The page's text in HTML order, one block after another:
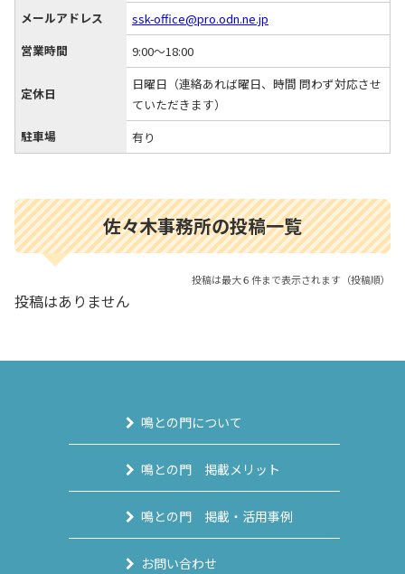
メールアドレス
ssk-office@pro.odn.ne.jp
営業時間
9:00～18:00
定休日
日曜日（連絡あれば曜日、時間 問わず対応させ
ていただきます）
駐車場
有り
佐々木事務所の投稿一覧
投稿は最大６件まで表示されます（投稿順）
投稿はありません
鳴との門について
鳴との門 掲載メリット
鳴との門 掲載・活用事例
お問い合わせ